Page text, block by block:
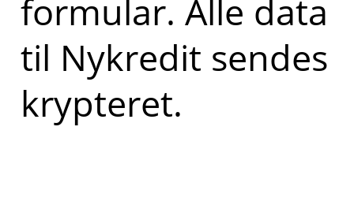
formular. Alle data
til Nykredit sendes
krypteret.